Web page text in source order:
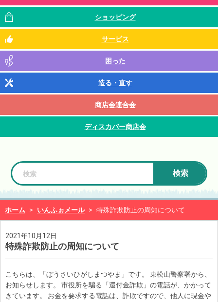
ショッピング
サービス
困った
造る・直す
商店会連合会
ディスカバー商店会
検索
ホーム > いんふぉメール > 特殊詐欺防止の周知について
2021年10月12日
特殊詐欺防止の周知について
こちらは、「ぼうさいひがしまつやま」です。 東松山警察署から、
お知らせします。 市役所を騙る「還付金詐欺」の電話が、かかって
きています。 お金を要求する電話は、詐欺ですので、他人に現金や